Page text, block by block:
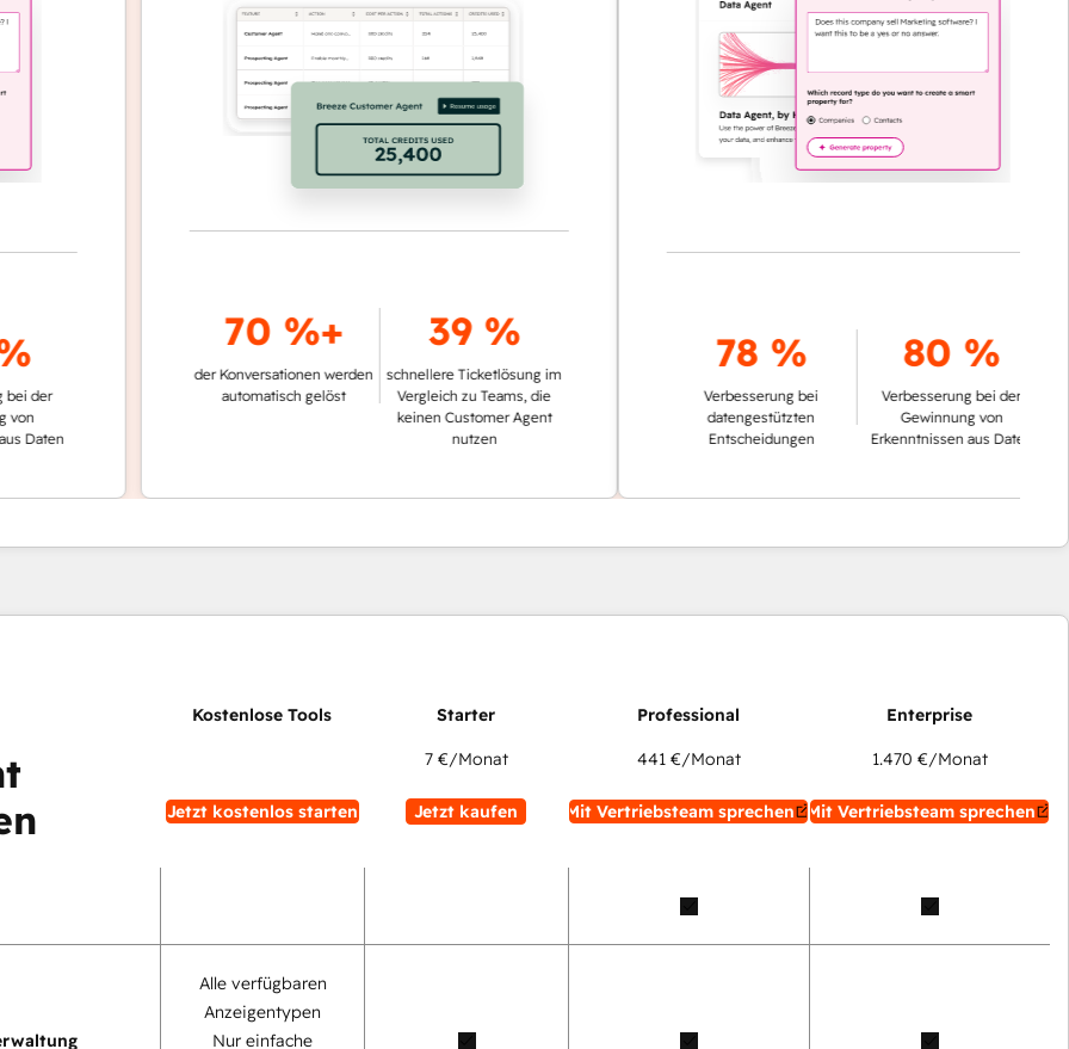
70 %+
der Konversationen werden
automatisch gelöst
39 %
schnellere Ticketlösung im
Vergleich zu Teams, die
keinen Customer Agent
nutzen
78 %
Verbesserung bei
datengestützten
Entscheidungen
80 %
Verbesserung bei der
Gewinnung von
Erkenntnissen aus Daten
Jetzt kostenlos starten
7 €/Monat
Jetzt kaufen
441 €/Monat
Mit Vertriebsteam sprechen
1.470 €/Monat
Mit Vertriebsteam sprechen
Alle verfügbaren
Anzeigentypen
Nur einfache